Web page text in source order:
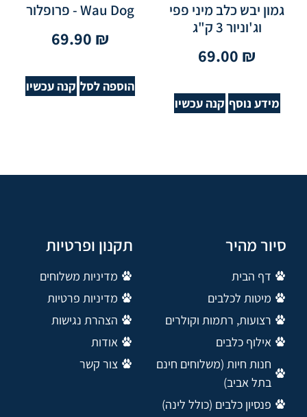
גמון יבש כלב מיני פפי
וג'וניור 3 ק"ג
69.00 ₪
מידע נוסף קנה עכשיו
Wau Dog - פרופלור
69.90 ₪
הוספה לסל קנה עכשיו
סיור מהיר
דף הבית
מיטות לכלבים
רצועות, רתמות וקולרים
אילוף כלבים
חנות חיות (משלוחים חינם
בתל אביב)
פנסיון כלבים (כולל לינה)
תקנון ופרטיות
מדיניות משלוחים
מדיניות פרטיות
הצהרת נגישות
אודות
צור קשר